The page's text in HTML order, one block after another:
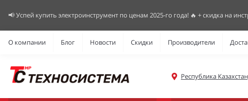
📢 Успей купить электроинструмент по ценам 2025-го года! 🔥 + скидка на
О компании Блог Новости Скидки Производители
Республика